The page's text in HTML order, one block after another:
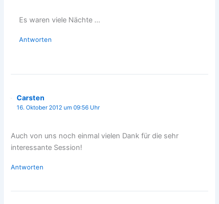
Es waren viele Nächte …
Antworten
Carsten
16. Oktober 2012 um 09:56 Uhr
Auch von uns noch einmal vielen Dank für die sehr
interessante Session!
Antworten